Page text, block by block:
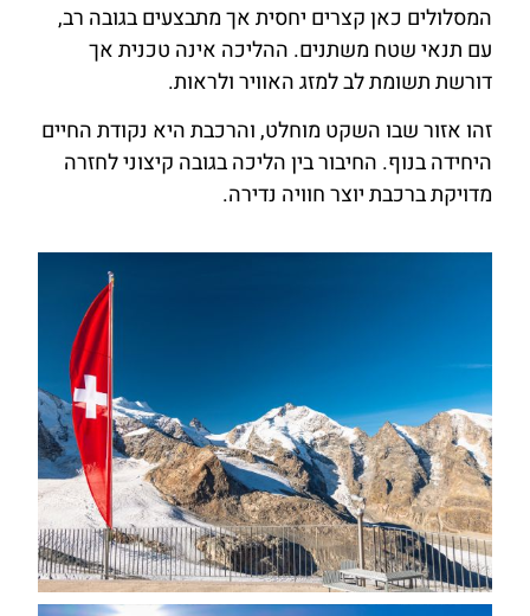
המסלולים כאן קצרים יחסית אך מתבצעים בגובה רב,
עם תנאי שטח משתנים. ההליכה אינה טכנית אך
דורשת תשומת לב למזג האוויר ולראות.
זהו אזור שבו השקט מוחלט, והרכבת היא נקודת החיים
היחידה בנוף. החיבור בין הליכה בגובה קיצוני לחזרה
מדויקת ברכבת יוצר חוויה נדירה.